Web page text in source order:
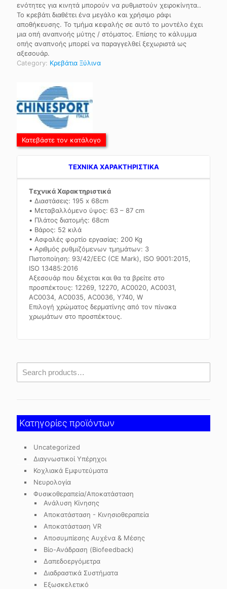
ενότητες για κινητά μπορούν να ρυθμιστούν χειροκίνητα..
Το κρεβάτι διαθέτει ένα μεγάλο και χρήσιμο ράφι
αποθήκευσης. Το τμήμα κεφαλής σε αυτό το μοντέλο έχει
μια οπή αναπνοής μύτης / στόματος. Επίσης το κάλυμμα
οπής αναπνοής μπορεί να παραγγελθεί ξεχωριστά ως
αξεσουάρ.
Category: Κρεβάτια Ξύλινα
Κατεβάστε τον κατάλογο
TEXNIKA ΧΑΡΑΚΤΗΡΙΣΤΙΚΑ
Τεχνικά Χαρακτηριστικά
• Διαστάσεις: 195 x 68cm
• Μεταβαλλόμενο ύψος: 63 – 87 cm
• Πλάτος διατομής: 68cm
• Βάρος: 52 κιλά
• Ασφαλές φορτίο εργασίας: 200 Kg
• Αριθμός ρυθμιζόμενων τμημάτων: 3
Πιστοποίηση: 93/42/EEC (CE Mark), ISO 9001:2015,
ISO 13485:2016
Αξεσουάρ που δέχεται και θα τα βρείτε στο
προσπέκτους: 12269, 12270, AC0020, AC0031,
AC0034, AC0035, AC0036, Y740, W
Επιλογή χρώματος δερματίνης από τον πίνακα
χρωμάτων στο προσπέκτους.
Κατηγορίες προϊόντων
Uncategorized
Διαγνωστικοί Υπέρηχοι
Κοχλιακά Εμφυτεύματα
Νευρολογία
Φυσικοθεραπεία/Αποκατάσταση
Ανάλυση Κίνησης
Αποκατάσταση - Κινησιοθεραπεία
Αποκατάσταση VR
Αποσυμπίεσης Αυχένα & Μέσης
Βίο-Ανάδραση (Biofeedback)
Δαπεδοεργόμετρα
Διαδραστικά Συστήματα
Εξωσκελετικό